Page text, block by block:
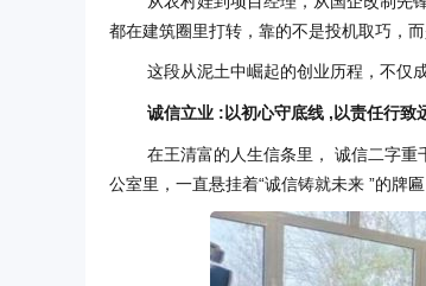
都在建筑圈里打转，靠的不是投机取巧，
这段从泥土中崛起的创业历程，不仅
诚信立业 :以初心守底线 ,以责任行致
在王清富的人生信条里， 诚信二字重
公室里，一直悬挂着“诚信铸就未来 ”的牌